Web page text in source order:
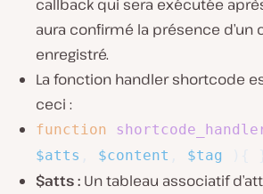
callback qui sera exécutée
aura confirmé la présence d’un
enregistré.
La fonction handler shortcode
ceci :
function
$atts
$content $tag
$atts : Un tableau associatif